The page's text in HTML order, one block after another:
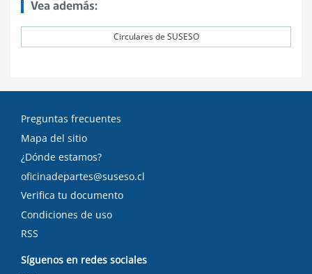
Vea además:
Circulares de SUSESO
Preguntas frecuentes
Mapa del sitio
¿Dónde estamos?
oficinadepartes@suseso.cl
Verifica tu documento
Condiciones de uso
RSS
Síguenos en redes sociales